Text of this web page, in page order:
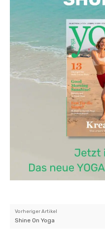
Vorheriger Artikel
Shine On Yoga